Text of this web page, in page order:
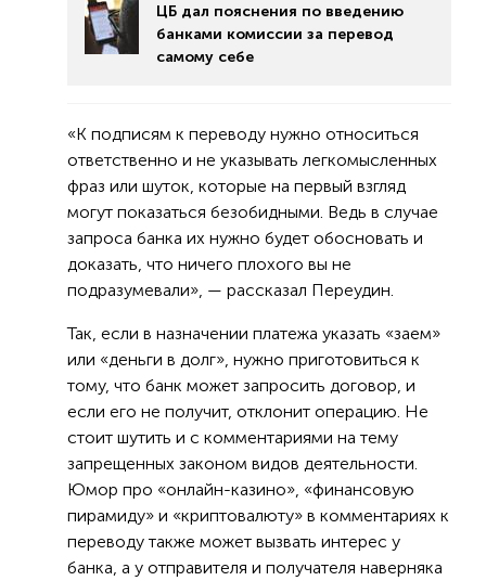
ЦБ дал пояснения по введению
банками комиссии за перевод
самому себе
«К подписям к переводу нужно относиться
ответственно и не указывать легкомысленных
фраз или шуток, которые на первый взгляд
могут показаться безобидными. Ведь в случае
запроса банка их нужно будет обосновать и
доказать, что ничего плохого вы не
подразумевали», — рассказал Переудин.
Так, если в назначении платежа указать «заем»
или «деньги в долг», нужно приготовиться к
тому, что банк может запросить договор, и
если его не получит, отклонит операцию. Не
стоит шутить и с комментариями на тему
запрещенных законом видов деятельности.
Юмор про «онлайн-казино», «финансовую
пирамиду» и «криптовалюту» в комментариях к
переводу также может вызвать интерес у
банка, а у отправителя и получателя наверняка